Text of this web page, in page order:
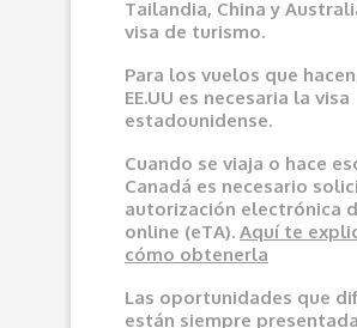
Tailandia, China y
visa de turismo.
Para los vuelos que
EE.UU es necesaria la visa
estadounidense.
Cuando se viaja o hace
Canadá es necesario
autorización electrónica
online (eTA). Aquí te
cómo obtenerla
Las oportunidades que
están siempre